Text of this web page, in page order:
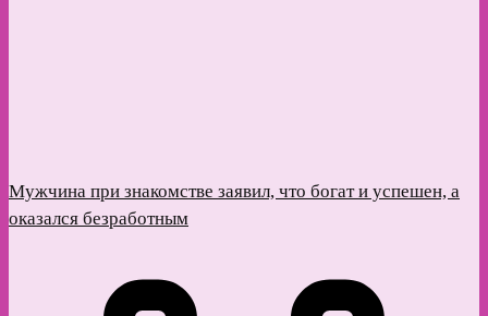
Мужчина при знакомстве заявил, что богат и успешен, а
оказался безработным